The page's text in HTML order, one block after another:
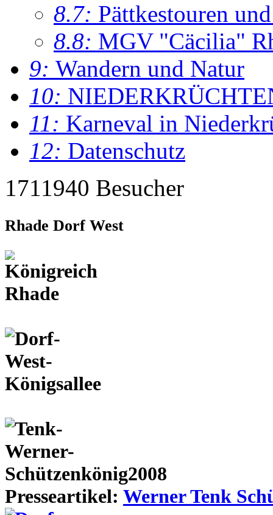
8.7: Pättkestouren
8.8: MGV "Cäcilia"
9: Wandern und Natur
10:
11: Karneval in
12: Datenschutz
1711940 Besucher
Rhade Dorf West
Presseartikel: Werner Tenk